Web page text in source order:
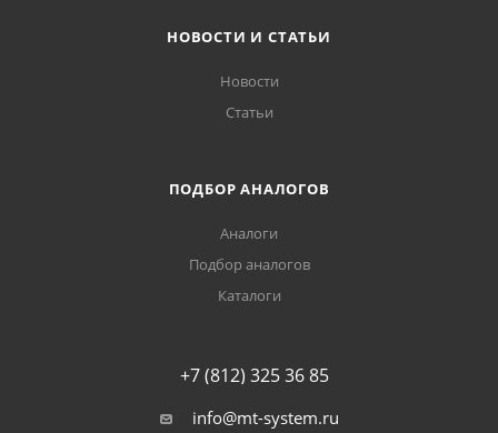
НОВОСТИ И СТАТЬИ
Новости
Статьи
ПОДБОР АНАЛОГОВ
Аналоги
Подбор аналогов
Каталоги
+7 (812) 325 36 85
info@mt-system.ru